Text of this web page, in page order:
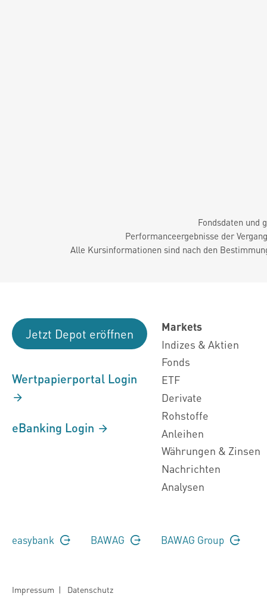
Fondsdaten und
Performanceergebnisse der
Alle Kursinformationen sind nach den
Jetzt Depot eröffnen
Wertpapierportal Login
eBanking Login
Markets
Indizes & Aktien
Fonds
ETF
Derivate
Rohstoffe
Anleihen
Währungen & Zinsen
Nachrichten
Analysen
easybank BAWAG BAWAG Group
Impressum | Datenschutz